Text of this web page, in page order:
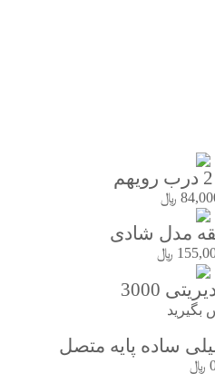
﷼
مدل شادی
﷼
3000
بگیرید
ساده پایه متصل
﷼